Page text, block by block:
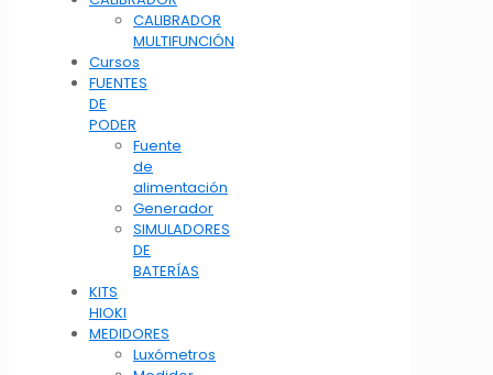
CALIBRADOR
MULTIFUNCIÓN
Cursos
FUENTES
DE
PODER
Fuente
de
alimentación
Generador
SIMULADORES
DE
BATERÍAS
KITS
HIOKI
MEDIDORES
Luxómetros